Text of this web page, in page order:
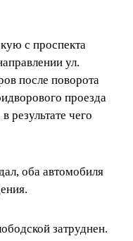
с проспекта
ул.
после поворота
проезда
чего
оба автомобиля
затруднен.